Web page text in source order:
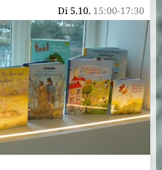
Di 5.10. 15:00-17:30